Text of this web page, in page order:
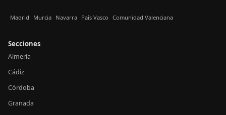
Madrid Murcia Navarra País Vasco Comunidad Valenciana
Secciones
Almería
Cádiz
Córdoba
Granada